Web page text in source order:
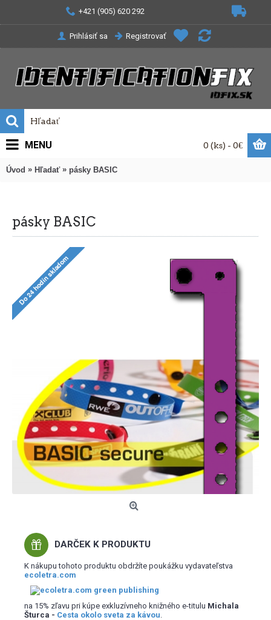
+421 (905) 620 292
Prihlásiť sa Registrovať
0 (ks) - 0€
MENU
Úvod » Hľadať » pásky BASIC
pásky BASIC
DARČEK K PRODUKTU
K nákupu tohoto produktu obdržíte poukážku vydavateľstva
ecoletra.com
na 15% zľavu pri kúpe exkluzívneho knižného e-titulu Michala
Šturca - Cesta okolo sveta za kávou.